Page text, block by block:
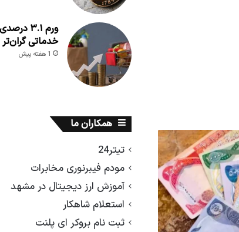
ورم ۳.۱
خدماتی
1 هفته پیش
همکاران ما
تیتر24
مودم فیبرنوری مخابرات
آموزش ارز دیجیتال در مشهد
استعلام شاهکار
ثبت نام بروکر ای پلنت